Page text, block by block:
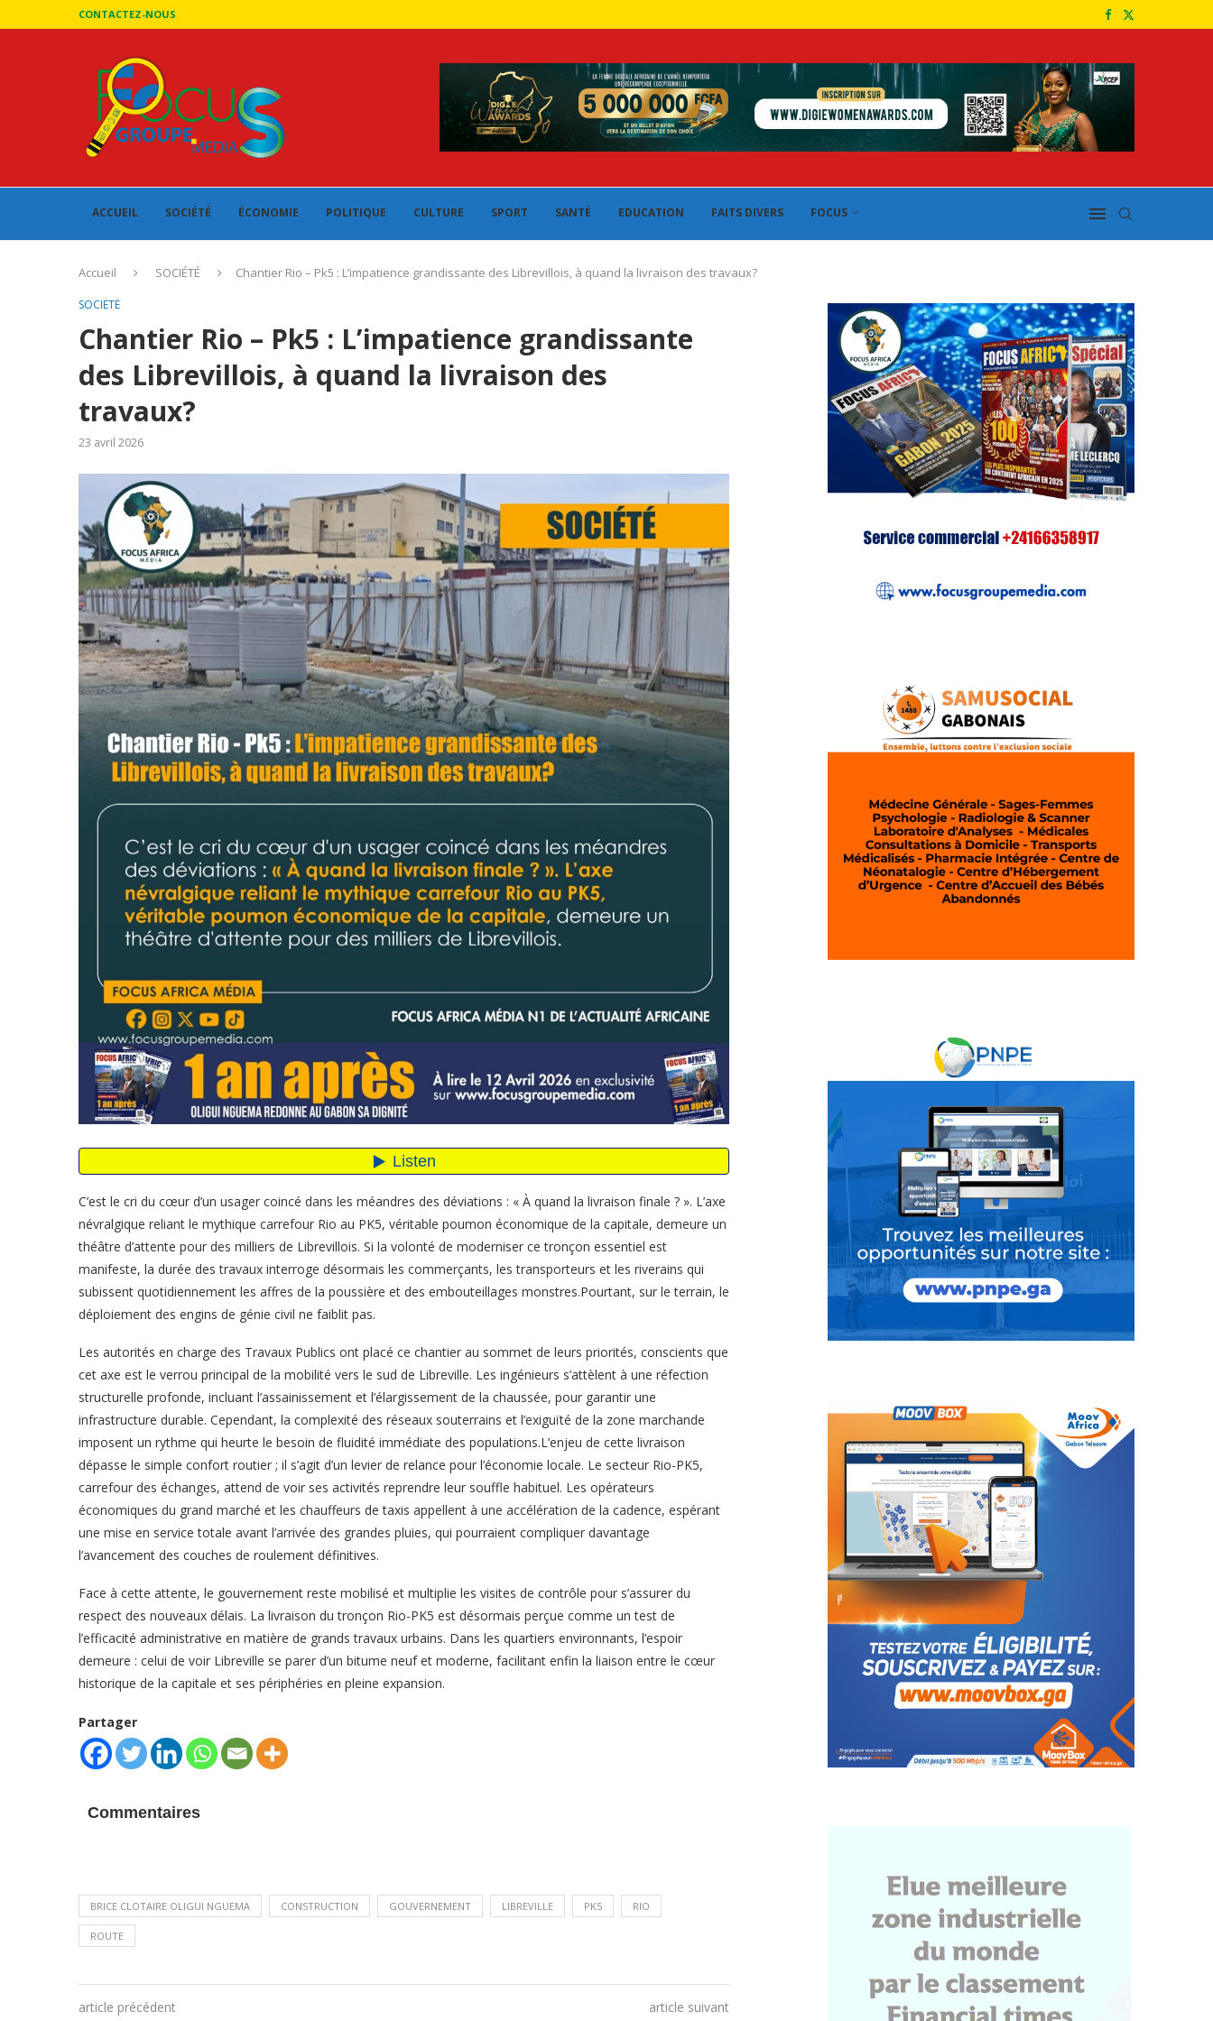
CONTACTEZ-NOUS
ACCUEIL SOCIÉTÉ ÉCONOMIE POLITIQUE CULTURE SPORT SANTÉ EDUCATION FAITS DIVERS FOCUS
Accueil SOCIÉTÉ Chantier Rio – Pk5 : L’impatience grandissante des Librevillois, à quand la livraison des travaux?
SOCIÉTÉ
Chantier Rio – Pk5 : L’impatience grandissante
des Librevillois, à quand la livraison des
travaux?
23 avril 2026
C’est le cri du cœur d’un usager coincé dans les méandres des déviations : « À quand la livraison finale ? ». L’axe
névralgique reliant le mythique carrefour Rio au PK5, véritable poumon économique de la capitale, demeure un
théâtre d’attente pour des milliers de Librevillois. Si la volonté de moderniser ce tronçon essentiel est
manifeste, la durée des travaux interroge désormais les commerçants, les transporteurs et les riverains qui
subissent quotidiennement les affres de la poussière et des embouteillages monstres.Pourtant, sur le terrain, le
déploiement des engins de génie civil ne faiblit pas.
Les autorités en charge des Travaux Publics ont placé ce chantier au sommet de leurs priorités, conscients que
cet axe est le verrou principal de la mobilité vers le sud de Libreville. Les ingénieurs s’attèlent à une réfection
structurelle profonde, incluant l’assainissement et l’élargissement de la chaussée, pour garantir une
infrastructure durable. Cependant, la complexité des réseaux souterrains et l’exiguïté de la zone marchande
imposent un rythme qui heurte le besoin de fluidité immédiate des populations.L’enjeu de cette livraison
dépasse le simple confort routier ; il s’agit d’un levier de relance pour l’économie locale. Le secteur Rio-PK5,
carrefour des échanges, attend de voir ses activités reprendre leur souffle habituel. Les opérateurs
économiques du grand marché et les chauffeurs de taxis appellent à une accélération de la cadence, espérant
une mise en service totale avant l’arrivée des grandes pluies, qui pourraient compliquer davantage
l’avancement des couches de roulement définitives.
Face à cette attente, le gouvernement reste mobilisé et multiplie les visites de contrôle pour s’assurer du
respect des nouveaux délais. La livraison du tronçon Rio-PK5 est désormais perçue comme un test de
l’efficacité administrative en matière de grands travaux urbains. Dans les quartiers environnants, l’espoir
demeure : celui de voir Libreville se parer d’un bitume neuf et moderne, facilitant enfin la liaison entre le cœur
historique de la capitale et ses périphéries en pleine expansion.
Partager
Commentaires
BRICE CLOTAIRE OLIGUI NGUEMA CONSTRUCTION GOUVERNEMENT LIBREVILLE PK5 RIO
ROUTE
article précédent
article suivant